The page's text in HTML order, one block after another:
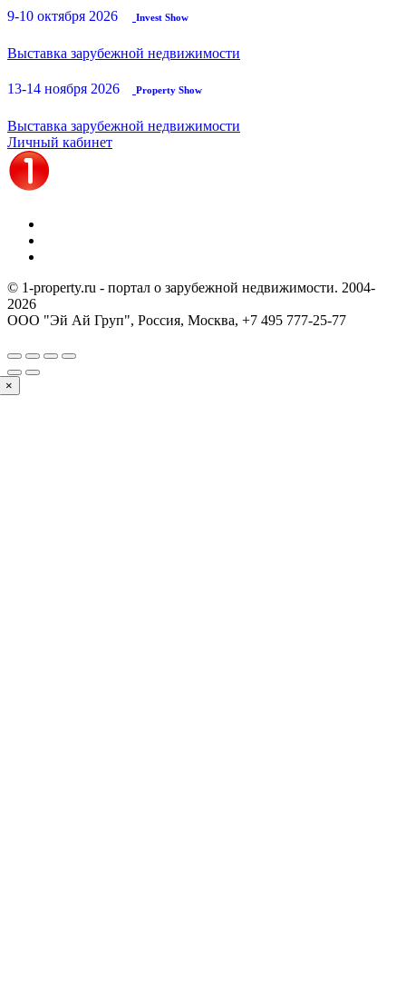
9-10 октября 2026 Invest Show
Выставка зарубежной недвижимости
13-14 ноября 2026 Property Show
Выставка зарубежной недвижимости
Личный кабинет
© 1-property.ru - портал о зарубежной недвижимости. 2004-
2026
ООО "Эй Ай Груп", Россия, Москва, +7 495 777-25-77
×